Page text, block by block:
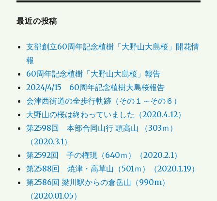
最近の投稿
支部創立60周年記念植樹「大野山大島桜」開花情
報
60周年記念植樹「大野山大島桜」報告
2024/4/15 60周年記念植樹大島桜報告
会津西街道の全歩行軌跡（その１～その６）
大野山の桜は終わっていました（2020.4.12）
第2598回 本部合同山行 頭高山 （303ｍ）
（2020.3.1）
第2592回 子の権現（640ｍ）（2020.2.1）
第2588回 焼津・高草山（501ｍ）（2020.1.19）
第2586回 梁川駅からの倉岳山（990m）
（2020.01.05）